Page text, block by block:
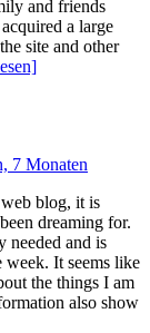
and friends
a large
site and other
7 Monaten
blog, it is
dreaming for.
needed and is
week. It seems like
the things I am
also show